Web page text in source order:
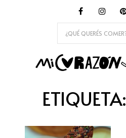
ETIQUETA: